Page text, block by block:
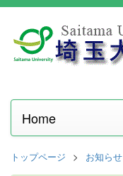
Home
トップページ お知らせ